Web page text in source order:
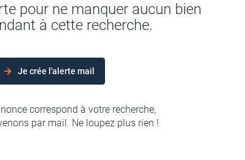
pour ne manquer aucun bien
à cette recherche.
Je crée l'alerte mail
correspond à votre recherche,
par mail. Ne loupez plus rien !